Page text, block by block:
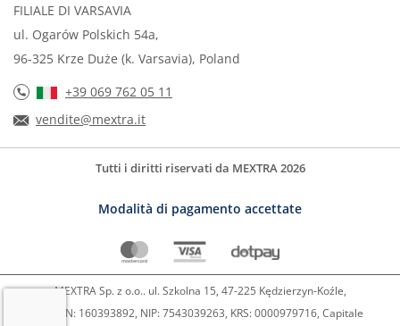
FILIALE DI VARSAVIA
ul. Ogarów Polskich 54a,
96-325 Krze Duże (k. Varsavia), Poland
+39 069 762 05 11
vendite@mextra.it
Tutti i diritti riservati da MEXTRA 2026
Modalità di pagamento accettate
MEXTRA Sp. z o.o.. ul. Szkolna 15, 47-225 Kędzierzyn-Koźle,
REGON: 160393892, NIP: 7543039263, KRS: 0000979716, Capitale